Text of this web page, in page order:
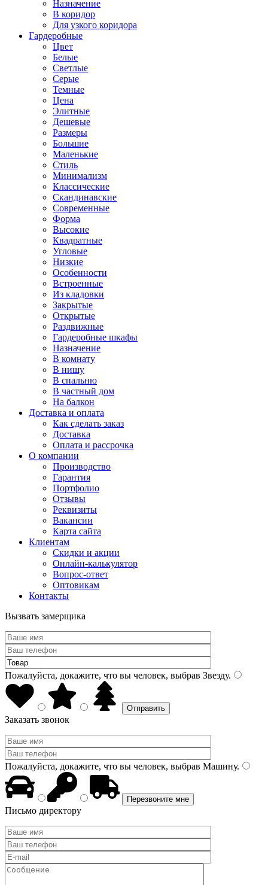
Назначение
В коридор
Для узкого коридора
Гардеробные
Цвет
Белые
Светлые
Серые
Темные
Цена
Элитные
Дешевые
Размеры
Большие
Маленькие
Стиль
Минимализм
Классические
Скандинавские
Современные
Форма
Высокие
Квадратные
Угловые
Низкие
Особенности
Встроенные
Из кладовки
Закрытые
Открытые
Раздвижные
Гардеробные шкафы
Назначение
В комнату
В нишу
В спальню
В частный дом
На балкон
Доставка и оплата
Как сделать заказ
Доставка
Оплата и рассрочка
О компании
Производство
Гарантия
Портфолио
Отзывы
Реквизиты
Вакансии
Карта сайта
Клиентам
Скидки и акции
Онлайн-калькулятор
Вопрос-ответ
Оптовикам
Контакты
Вызвать замерщика
Пожалуйста, докажите, что вы человек, выбрав Звезду.
Заказать звонок
Пожалуйста, докажите, что вы человек, выбрав Машину.
Письмо директору